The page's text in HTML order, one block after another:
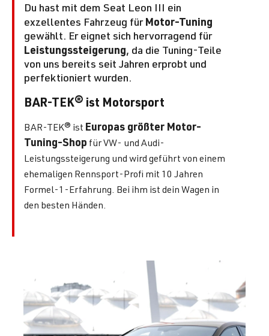
Home 1
Marke
wählen
2
Modell
| DKZA |
BJ
09.2018
05.2019
Du hast mit dem Seat Leon III ein
exzellentes Fahrzeug fürMotor-Tuning
gewählt. Er eignet sich hervorragend für
Leistungssteigerung, da die Tuning-Teile
von uns bereits seit Jahren erprobt und
perfektioniert wurden.
BAR-TEK® ist Motorsport
BAR-TEK® ist Europas größter Motor-
Tuning-Shop für VW- und Audi-
Leistungssteigerung und wird geführt von einem
ehemaligen Rennsport-Profi mit 10 Jahren
Formel-1-Erfahrung. Bei ihm ist dein Wagen in
den besten Händen.